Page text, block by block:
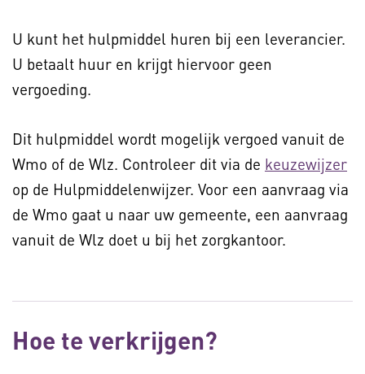
U kunt het hulpmiddel huren bij een leverancier.
U betaalt huur en krijgt hiervoor geen
vergoeding.
Dit hulpmiddel wordt mogelijk vergoed vanuit de
Wmo of de Wlz. Controleer dit via de keuzewijzer
op de Hulpmiddelenwijzer. Voor een aanvraag via
de Wmo gaat u naar uw gemeente, een aanvraag
vanuit de Wlz doet u bij het zorgkantoor.
Hoe te verkrijgen?